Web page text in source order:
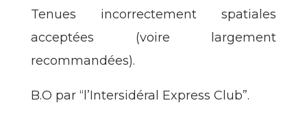
Tenues incorrectement spatiales
acceptées (voire largement
recommandées).
B.O par “l’Intersidéral Express Club”.